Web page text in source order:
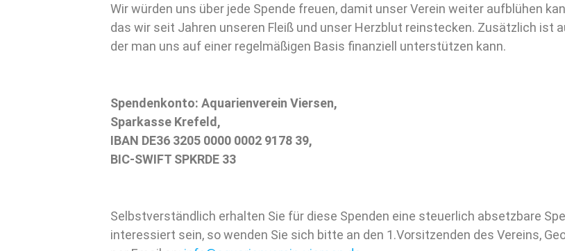
Wir würden uns über jede Spende freuen, damit unser Verein weiter aufblühen
das wir seit Jahren unseren Fleiß und unser Herzblut reinstecken. Zusätzlich ist
der man uns auf einer regelmäßigen Basis finanziell unterstützen kann.
Spendenkonto: Aquarienverein Viersen,
Sparkasse Krefeld,
IBAN DE36 3205 0000 0002 9178 39,
BIC-SWIFT SPKRDE 33
Selbstverständlich erhalten Sie für diese Spenden eine steuerlich absetzbare
interessiert sein, so wenden Sie sich bitte an den 1.Vorsitzenden des Vereins,